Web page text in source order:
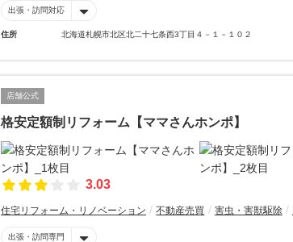
出張・訪問対応
住所 北海道札幌市北区北二十七条西3丁目４－１－１０２
店舗公式
格安定額制リフォーム【ママさんホンポ】
3.03
住宅リフォーム・リノベーション 不動産売買 害虫・害獣駆除
出張・訪問専門